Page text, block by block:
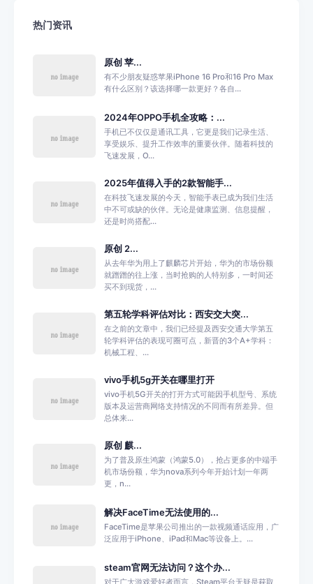
热门资讯
原创 苹...
有不少朋友疑惑苹果iPhone 16 Pro和16 Pro Max
有什么区别？该选择哪一款更好？各自...
2024年OPPO手机全攻略：...
手机已不仅仅是通讯工具，它更是我们记录生活、
享受娱乐、提升工作效率的重要伙伴。随着科技的
飞速发展，O...
2025年值得入手的2款智能手...
在科技飞速发展的今天，智能手表已成为我们生活
中不可或缺的伙伴。无论是健康监测、信息提醒，
还是时尚搭配...
原创 2...
从去年华为用上了麒麟芯片开始，华为的市场份额
就蹭蹭的往上涨，当时抢购的人特别多，一时间还
买不到现货，...
第五轮学科评估对比：西安交大突...
在之前的文章中，我们已经提及西安交通大学第五
轮学科评估的表现可圈可点，新晋的3个A+学科：
机械工程、...
vivo手机5g开关在哪里打开
vivo手机5G开关的打开方式可能因手机型号、系统
版本及运营商网络支持情况的不同而有所差异。但
总体来...
原创 麒...
为了普及原生鸿蒙（鸿蒙5.0），抢占更多的中端手
机市场份额，华为nova系列今年开始计划一年两
更，n...
解决FaceTime无法使用的...
FaceTime是苹果公司推出的一款视频通话应用，广
泛应用于iPhone、iPad和Mac等设备上。...
steam官网无法访问？这个办...
对于广大游戏爱好者而言，Steam平台无疑是获取